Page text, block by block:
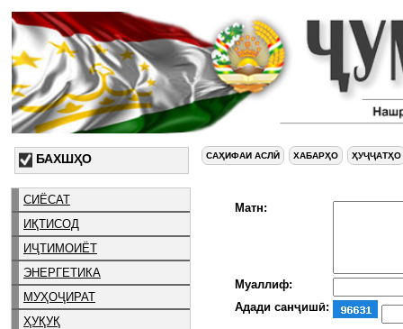
БАХШҲО
СИЁСАТ
ИҚТИСОД
ИҶТИМОИЁТ
ЭНЕРГЕТИКА
МУҲОҶИРАТ
ҲУҚУҚ
САҲИФАИ АСЛӢ ХАБАРҲО ҲУҶҶАТҲО
Матн:
Муаллиф:
Адади санҷишӣ: